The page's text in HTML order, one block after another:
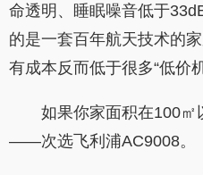
命透明、睡眠噪音低于
的是一套百年航天技术的
有成本反而低于很多“低价机
如果你家面积在100
——次选飞利浦AC9008。